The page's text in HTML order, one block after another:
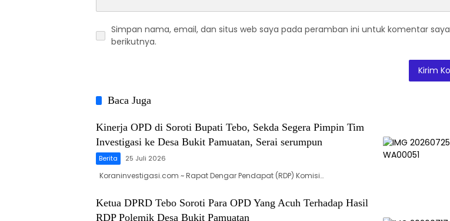
Simpan nama, email, dan situs web saya pada peramban ini untuk komentar saya
berikutnya.
Baca Juga
Kinerja OPD di Soroti Bupati Tebo, Sekda Segera Pimpin Tim
Investigasi ke Desa Bukit Pamuatan, Serai serumpun
Berita 25 Juli 2026
Koraninvestigasi.com ~ Rapat Dengar Pendapat (RDP) Komisi…
Ketua DPRD Tebo Soroti Para OPD Yang Acuh Terhadap Hasil
RDP Polemik Desa Bukit Pamuatan